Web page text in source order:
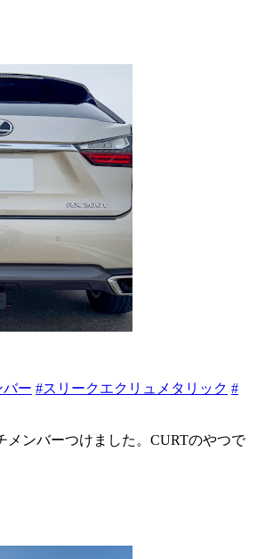
バー #スリークエクリュメタリック #
メンバーつけました。CURTのやつで